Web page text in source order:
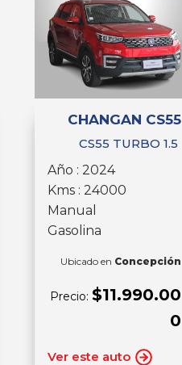
CHANGAN CS55
CS55 TURBO 1.5
Año : 2024
Kms : 24000
Manual
Gasolina
Ubicado en Concepción
Precio: $11.990.00
0
Ver este auto